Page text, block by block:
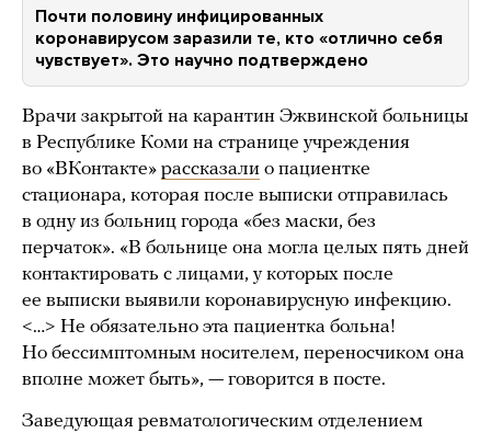
Почти половину инфицированных
коронавирусом заразили те, кто «отлично себя
чувствует». Это научно подтверждено
Врачи закрытой на карантин Эжвинской больницы
в Республике Коми на странице учреждения
во «ВКонтакте» рассказали о пациентке
стационара, которая после выписки отправилась
в одну из больниц города «без маски, без
перчаток». «В больнице она могла целых пять дней
контактировать с лицами, у которых после
ее выписки выявили коронавирусную инфекцию.
<…> Не обязательно эта пациентка больна!
Но бессимптомным носителем, переносчиком она
вполне может быть», — говорится в посте.
Заведующая ревматологическим отделением